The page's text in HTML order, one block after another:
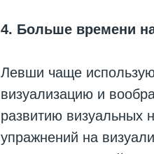
4. Больше времени
Левши чаще
визуализацию и
развитию визуальных
упражнений на